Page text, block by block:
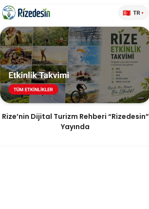
Rize’nin Dijital Turizm Rehberi “Rizedesin”
Yayında